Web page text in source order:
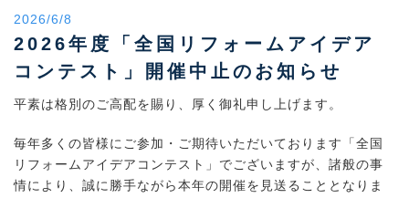
2026/6/8
2026年度「全国リフォームアイデア
コンテスト」開催中止のお知らせ
平素は格別のご高配を賜り、厚く御礼申し上げます。
毎年多くの皆様にご参加・ご期待いただいております「全国
リフォームアイデアコンテスト」でございますが、諸般の事
情により、誠に勝手ながら本年の開催を見送ることとなりま